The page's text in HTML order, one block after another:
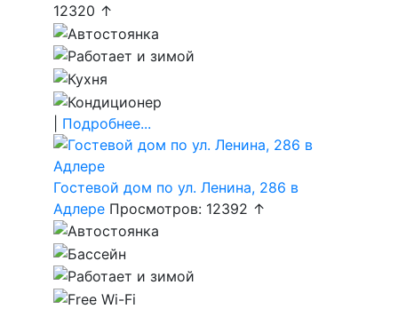
12320 ↑
Подробнее...
Гостевой дом по ул. Ленина, 286 в
Адлере Просмотров: 12392 ↑